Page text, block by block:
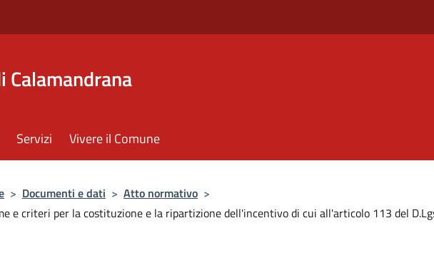
Calamandrana
Servizi Vivere il Comune
> Documenti e dati > Atto normativo >
e criteri per la costituzione e la ripartizione dell'incentivo di cui all'articolo 113 del